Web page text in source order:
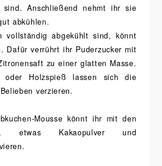
sind. Anschließend nehmt ihr sie
abkühlen.
vollständig abgekühlt sind, könnt
Dafür verrührt ihr Puderzucker mit
zu einer glatten Masse.
oder Holzspieß lassen sich die
verzieren.
Mousse könnt ihr mit den
etwas Kakaopulver und